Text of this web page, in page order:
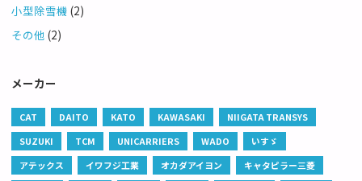
小型除雪機 (2)
その他 (2)
メーカー
CAT DAITO KATO KAWASAKI
NIIGATA TRANSYS
SUZUKI
TCM UNICARRIERS WADO
いすゞ
アテックス
イワフジ工業 オカダアイヨン
キャタピラー三菱